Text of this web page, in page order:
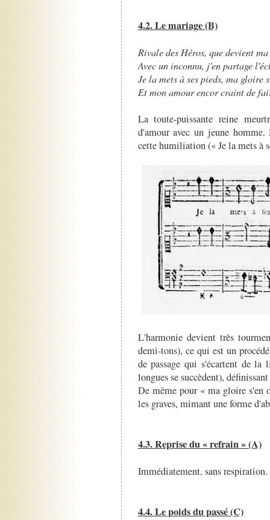
4.2. Le mariage (B)
Rivale des Héros, que devient
Avec un inconnu, j'en partage
Je la mets à ses pieds, ma gloire
Et mon amour encor craint de
La toute-puissante reine
d'amour avec un jeune
cette humiliation (« Je la mets à
L'harmonie devient très
demi-tons), ce qui est un
de passage qui s'écartent de la
longues se succèdent),
De même pour « ma gloire s'en
les graves, mimant une forme
4.3. Reprise du « refrain » (A)
Immédiatement, sans respiration.
4.4. Le poids du passé (C)